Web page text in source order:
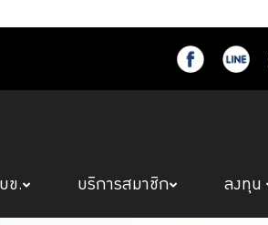
ข. บริการสมาชิก ลงทุน